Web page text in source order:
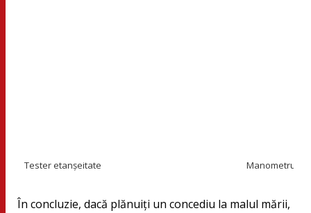
Tester etanşeitate Manometru
În concluzie, dacă plănuiţi un concediu la malul mării,